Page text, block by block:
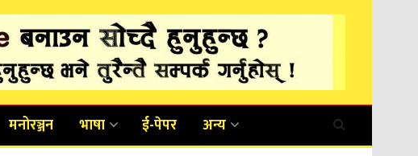
मनोरञ्जन भाषा ई-पेपर अन्य